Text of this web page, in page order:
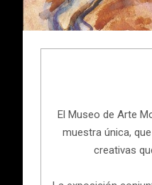
El Museo de Arte
muestra única,
creativas